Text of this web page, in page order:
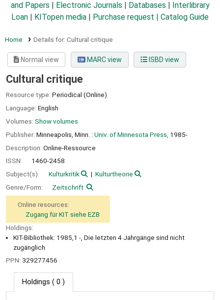
and Papers
Electronic Journals Databases
Interlibrary
Loan
KITopen media Purchase request | Catalog Guide
Home Details for: Cultural critique
Normal view MARC view ISBD view
Cultural critique
Resource type: Periodical (Online)
Language: English
Volumes: Show volumes
Publisher: Minneapolis, Minn. : Univ. of Minnesota Press, 1985-
Description: Online-Ressource
ISSN:
1460-2458
Subject(s):
Kulturkritik
Kulturtheorie
Genre/Form:
Zeitschrift
Online resources:
Zugang für KIT siehe EZB
Holdings:
KIT-Bibliothek: 1985,1 -, Die letzten 4 Jahrgänge sind nicht
zugänglich
PPN: 329277456
Holdings ( 0 )